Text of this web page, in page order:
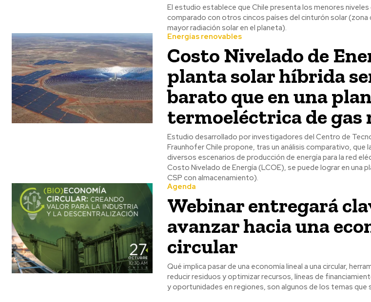
El estudio establece que Chile presenta los menores
comparado con otros cincos países del cinturón solar (zona
mayor radiación solar en el planeta).
Energías renovables
Costo Nivelado de
planta solar híbrida
barato que en una
termoeléctrica de gas
Estudio desarrollado por investigadores del Centro de
Fraunhofer Chile propone, tras un análisis comparativo, que
diversos escenarios de producción de energía para la red
Costo Nivelado de Energía (LCOE), se puede lograr en una
CSP con almacenamiento).
Agenda
Webinar entregará
avanzar hacia una
circular
Qué implica pasar de una economía lineal a una circular,
reducir residuos y optimizar recursos, líneas de financiamiento, casos exitosos y los desafíos
y oportunidades en regiones, son algunos de los temas que